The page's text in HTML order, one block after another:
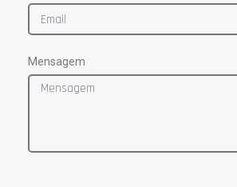
Mensagem